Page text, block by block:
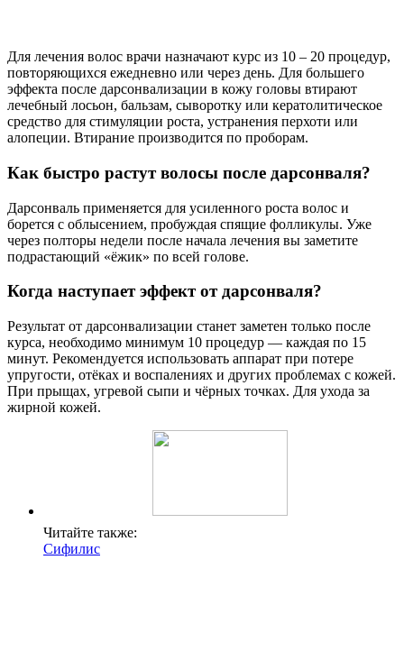
Для лечения волос врачи назначают курс из 10 – 20 процедур,
повторяющихся ежедневно или через день. Для большего
эффекта после дарсонвализации в кожу головы втирают
лечебный лосьон, бальзам, сыворотку или кератолитическое
средство для стимуляции роста, устранения перхоти или
алопеции. Втирание производится по проборам.
Как быстро растут волосы после дарсонваля?
Дарсонваль применяется для усиленного роста волос и
борется с облысением, пробуждая спящие фолликулы. Уже
через полторы недели после начала лечения вы заметите
подрастающий «ёжик» по всей голове.
Когда наступает эффект от дарсонваля?
Результат от дарсонвализации станет заметен только после
курса, необходимо минимум 10 процедур — каждая по 15
минут. Рекомендуется использовать аппарат при потере
упругости, отёках и воспалениях и других проблемах с кожей.
При прыщах, угревой сыпи и чёрных точках. Для ухода за
жирной кожей.
Читайте также:
Сифилис